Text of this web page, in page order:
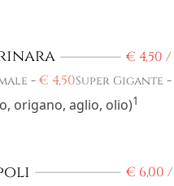
€ 4,50 /
-€ 4,50Super Gigante -
origano, aglio, olio)1
€ 6,00 /